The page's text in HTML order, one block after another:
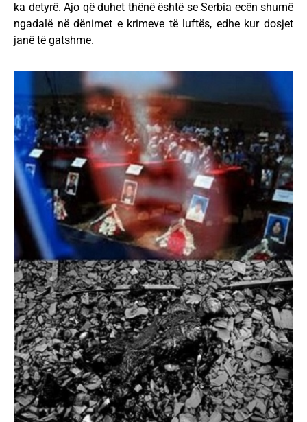
ka detyrë. Ajo që duhet thënë është se Serbia ecën shumë
ngadalë në dënimet e krimeve të luftës, edhe kur dosjet
janë të gatshme.